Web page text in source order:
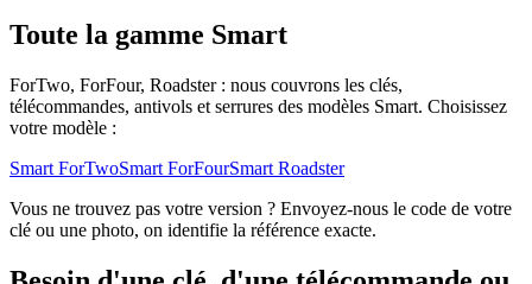
Toute la gamme Smart
ForTwo, ForFour, Roadster : nous couvrons les clés,
télécommandes, antivols et serrures des modèles Smart. Choisissez
votre modèle :
Smart ForTwoSmart ForFourSmart Roadster
Vous ne trouvez pas votre version ? Envoyez-nous le code de votre
clé ou une photo, on identifie la référence exacte.